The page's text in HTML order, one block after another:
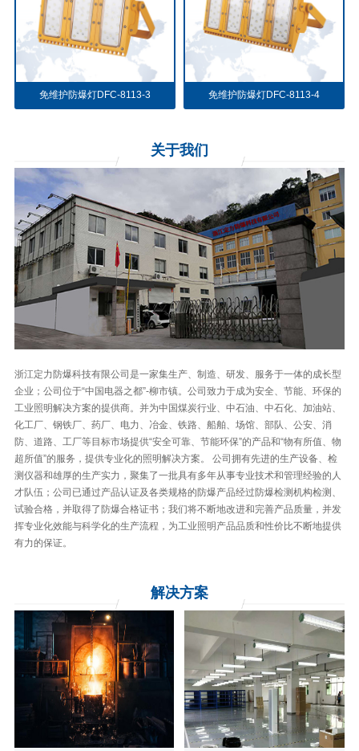
免维护防爆灯DFC-8113-3 免维护防爆灯DFC-8113-4
关于我们
浙江定力防爆科技有限公司是一家集生产、制造、研发、服务于一体的成长型
企业；公司位于“中国电器之都”-柳市镇。公司致力于成为安全、节能、环保的
工业照明解决方案的提供商。并为中国煤炭行业、中石油、中石化、加油站、
化工厂、钢铁厂、药厂、电力、冶金、铁路、船舶、场馆、部队、公安、消
防、道路、工厂等目标市场提供“安全可靠、节能环保”的产品和“物有所值、物
超所值”的服务，提供专业化的照明解决方案。 公司拥有先进的生产设备、检
测仪器和雄厚的生产实力，聚集了一批具有多年从事专业技术和管理经验的人
才队伍；公司已通过产品认证及各类规格的防爆产品经过防爆检测机构检测、
试验合格，并取得了防爆合格证书；我们将不断地改进和完善产品质量，并发
挥专业化效能与科学化的生产流程，为工业照明产品品质和性价比不断地提供
有力的保证。
解决方案
查看更多